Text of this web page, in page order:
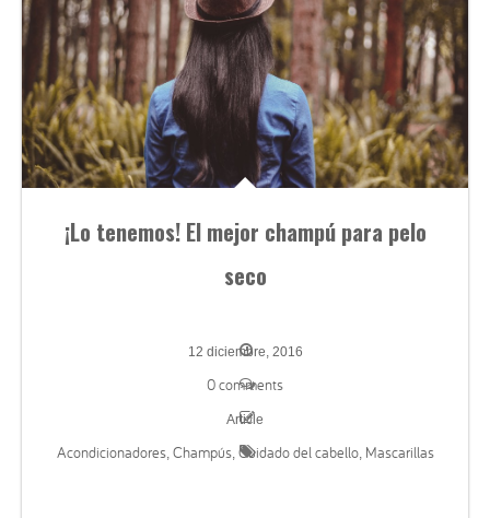
¡Lo tenemos! El mejor champú para pelo
seco
12 diciembre, 2016
0 comments
Article
Acondicionadores, Champús, Cuidado del cabello, Mascarillas